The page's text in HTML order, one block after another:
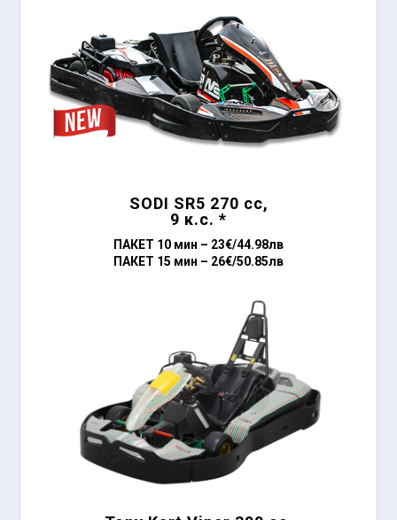
SODI SR5 270 сс,
9 к.с. *
ПАКЕТ 10 мин – 23€/44.98лв
ПАКЕТ 15 мин – 26€/50.85лв